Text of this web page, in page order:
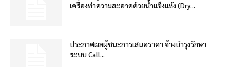
เครื่องทำความสะอาดด้วยน้ำแข็งแห้ง (Dry...
ประกาศผลผู้ชนะการเสนอราคา จ้างบำรุงรักษา
ระบบ Call...